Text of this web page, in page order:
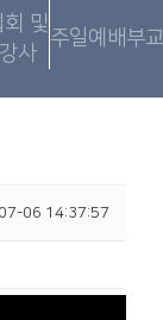
회 및
사
주일예배부
06 14:37:57